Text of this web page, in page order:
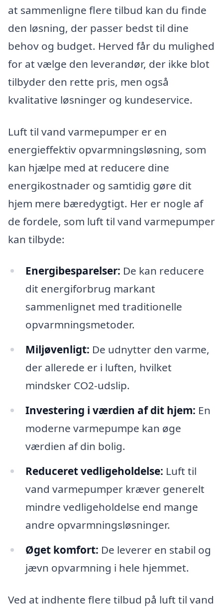
at sammenligne flere tilbud kan du finde
den løsning, der passer bedst til dine
behov og budget. Herved får du mulighed
for at vælge den leverandør, der ikke blot
tilbyder den rette pris, men også
kvalitative løsninger og kundeservice.
Luft til vand varmepumper er en
energieffektiv opvarmningsløsning, som
kan hjælpe med at reducere dine
energikostnader og samtidig gøre dit
hjem mere bæredygtigt. Her er nogle af
de fordele, som luft til vand varmepumper
kan tilbyde:
Energibesparelser: De kan reducere
dit energiforbrug markant
sammenlignet med traditionelle
opvarmningsmetoder.
Miljøvenligt: De udnytter den varme,
der allerede er i luften, hvilket
mindsker CO2-udslip.
Investering i værdien af dit hjem: En
moderne varmepumpe kan øge
værdien af din bolig.
Reduceret vedligeholdelse: Luft til
vand varmepumper kræver generelt
mindre vedligeholdelse end mange
andre opvarmningsløsninger.
Øget komfort: De leverer en stabil og
jævn opvarmning i hele hjemmet.
Ved at indhente flere tilbud på luft til vand